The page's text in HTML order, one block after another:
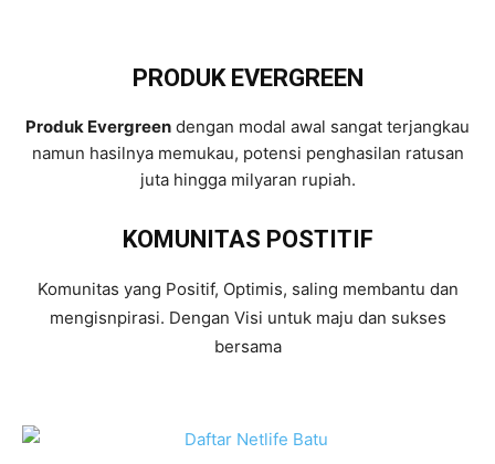
PRODUK EVERGREEN
Produk Evergreen dengan modal awal sangat terjangkau
namun hasilnya memukau, potensi penghasilan ratusan
juta hingga milyaran rupiah.
KOMUNITAS POSTITIF
Komunitas yang Positif, Optimis, saling membantu dan
mengisnpirasi. Dengan Visi untuk maju dan sukses
bersama